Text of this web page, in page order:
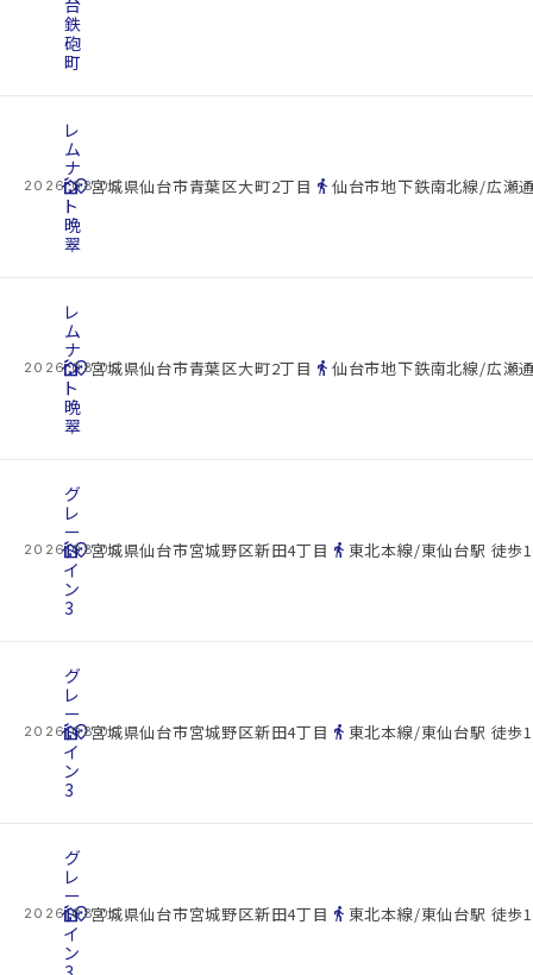
鉄
砲
町
2026.08.09
cottage
レ
ム
ナ
ン
ト
晩
翠
location_on宮城県仙台市青葉区大町2丁目 directions_walk 仙台市地下鉄南北線/広瀬
2026.08.09
cottage
レ
ム
ナ
ン
ト
晩
翠
location_on宮城県仙台市青葉区大町2丁目 directions_walk 仙台市地下鉄南北線/広瀬
2026.08.09
cottage
グ
レ
ー
ト
イ
ン
3
location_on宮城県仙台市宮城野区新田4丁目 directions_walk 東北本線/東仙台駅 徒歩
2026.08.09
cottage
グ
レ
ー
ト
イ
ン
3
location_on宮城県仙台市宮城野区新田4丁目 directions_walk 東北本線/東仙台駅 徒歩
2026.08.09
cottage
グ
レ
ー
ト
イ
ン
location_on宮城県仙台市宮城野区新田4丁目 directions_walk 東北本線/東仙台駅 徒歩